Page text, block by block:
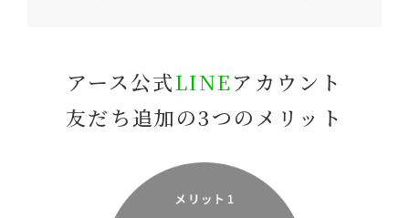
アース公式LINEアカウント
友だち追加の3つのメリット